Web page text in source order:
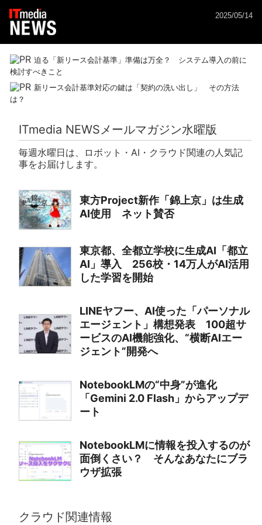
2025/05/14
迫る「新リース会計基準」準備は万全？ システム導入の前に
検討すべきこと
新リース会計基準対応の鍵は「契約の洗い出し」 その方法
は？
ITmedia NEWSメールマガジン水曜版
毎週水曜日は、ロボット・AI・クラウド関連の人気記
事をお届けします。
東方Project新作「錦上京」は生成
AI使用 ネット賛否
東京都、全都立学校に生成AI「都立
AI」導入 256校・14万人がAI活用
した学習を開始
LINEヤフー、AI使った「パーソナル
エージェント」構想発表 100超サ
ービスのAI機能強化、“横断AIエー
ジェント”開発へ
NotebookLMの“中身”が進化
「Gemini 2.0 Flash」からアップデ
ート
NotebookLMに情報を投入するのが
面倒くさい？ そんなあなたにブラ
ウザ拡張
クラウド関連情報